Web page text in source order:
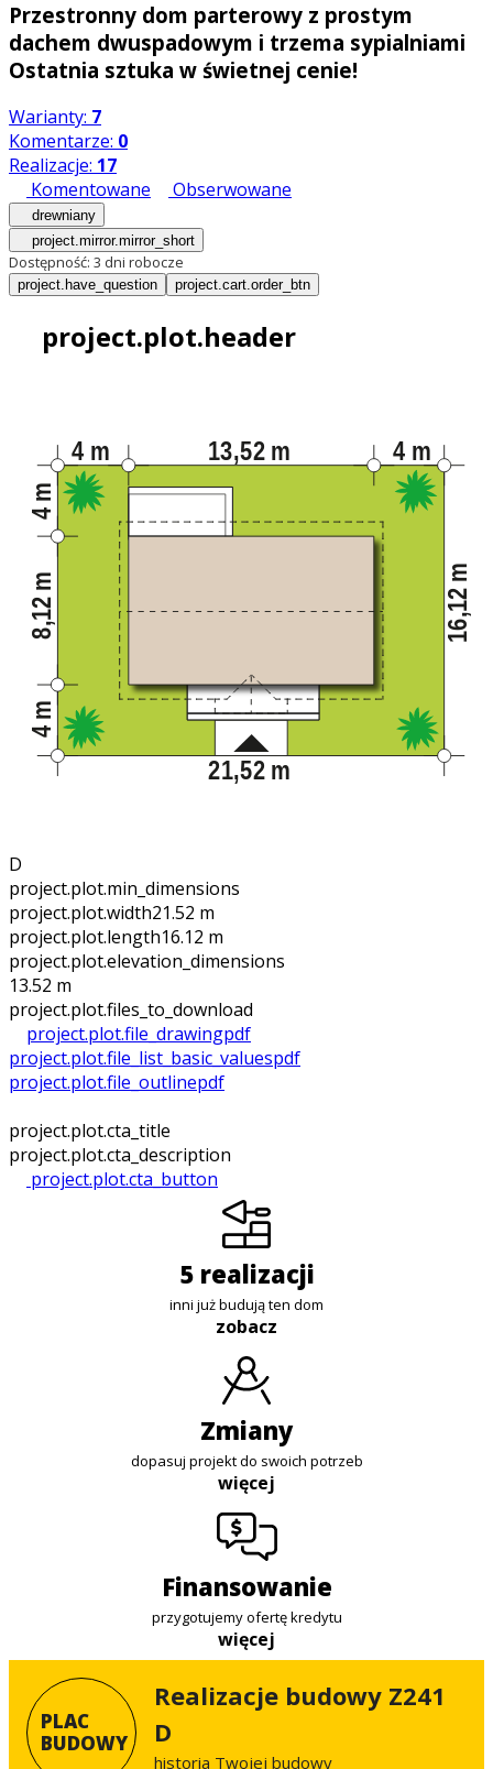
Przestronny dom parterowy z prostym
dachem dwuspadowym i trzema sypialniami
Ostatnia sztuka w świetnej cenie!
Warianty: 7
Komentarze: 0
Realizacje: 17
Komentowane
Obserwowane
drewniany
project.mirror.mirror_short
Dostępność: 3 dni robocze
project.have_question project.cart.order_btn
project.plot.header
D
project.plot.min_dimensions
project.plot.width21.52 m
project.plot.length16.12 m
project.plot.elevation_dimensions
13.52 m
project.plot.files_to_download
project.plot.file_drawingpdf
project.plot.file_list_basic_valuespdf
project.plot.file_outlinepdf
project.plot.cta_title
project.plot.cta_description
project.plot.cta_button
5 realizacji
inni już budują ten dom
zobacz
zmiany
dopasuj projekt do swoich potrzeb
więcej
finansowanie
przygotujemy ofertę kredytu
więcej
PLAC
BUDOWY
Realizacje budowy Z241
D
historia Twojej budowy